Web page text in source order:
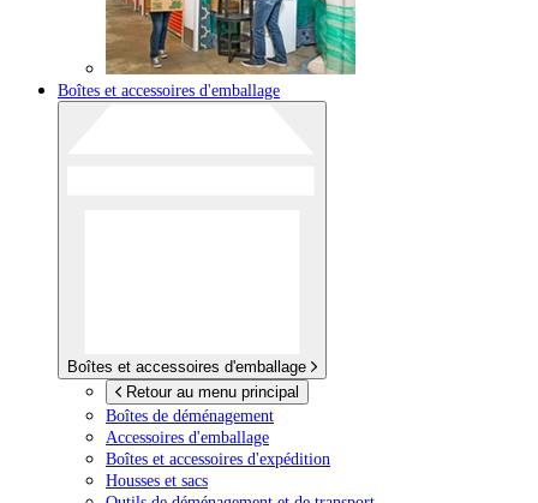
Boîtes et accessoires d'emballage
Boîtes et accessoires d'emballage
Retour au menu principal
Boîtes de déménagement
Accessoires d'emballage
Boîtes et accessoires d'expédition
Housses et sacs